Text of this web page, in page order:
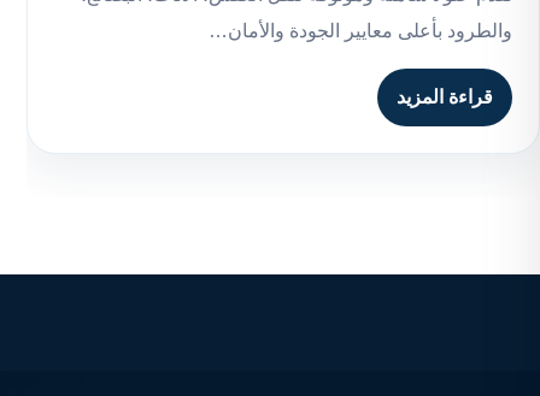
والطرود بأعلى معايير الجودة والأمان…
قراءة المزيد